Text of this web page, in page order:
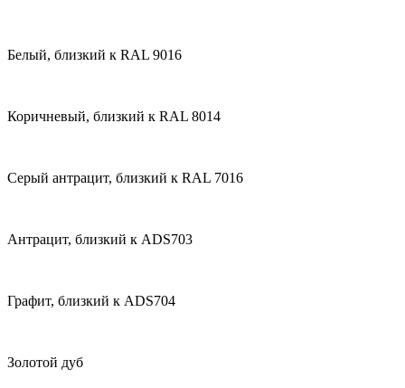
Белый, близкий к RAL 9016
Коричневый, близкий к RAL 8014
Серый антрацит, близкий к RAL 7016
Антрацит, близкий к ADS703
Графит, близкий к ADS704
Золотой дуб